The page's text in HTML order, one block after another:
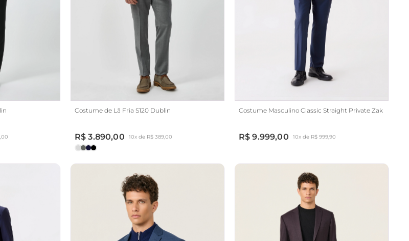
Costume de Lã Fria S120 Dublin
R$ 3.890,00 10x de R$ 389,00
Costume Masculino Classic Straight Private Zak
R$ 9.999,00 10x de R$ 999,90